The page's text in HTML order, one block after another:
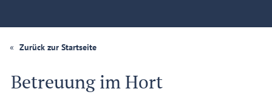
Zurück zur Startseite
Betreuung im Hort